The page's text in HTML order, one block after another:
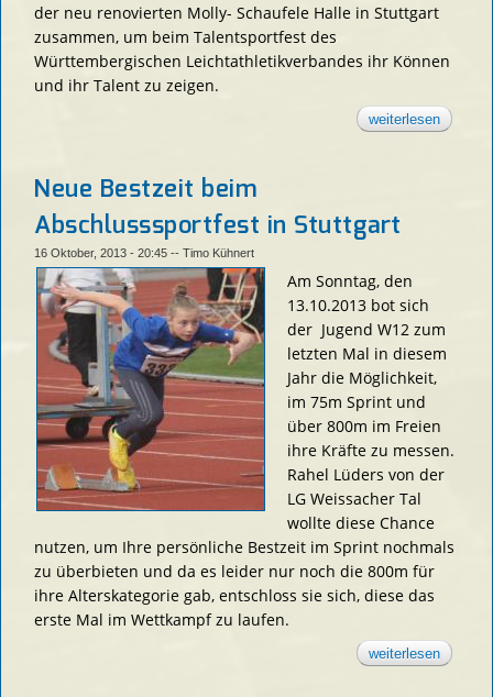
der neu renovierten Molly- Schaufele Halle in Stuttgart
zusammen, um beim Talentsportfest des
Württembergischen Leichtathletikverbandes ihr Können
und ihr Talent zu zeigen.
weiterlesenüber
schlag
Neue Bestzeit beim
Abschlusssportfest in Stuttgart
16 Oktober, 2013 - 20:45 -- Timo Kühnert
Am Sonntag, den
13.10.2013 bot sich
der Jugend W12 zum
letzten Mal in diesem
Jahr die Möglichkeit,
im 75m Sprint und
über 800m im Freien
ihre Kräfte zu messen.
Rahel Lüders von der
LG Weissacher Tal
wollte diese Chance
nutzen, um Ihre persönliche Bestzeit im Sprint nochmals
zu überbieten und da es leider nur noch die 800m für
ihre Alterskategorie gab, entschloss sie sich, diese das
erste Mal im Wettkampf zu laufen.
weiterlesenüber
beim